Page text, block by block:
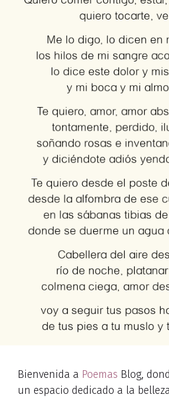
Bienvenida a Poemas Blog,
un espacio dedicado a la